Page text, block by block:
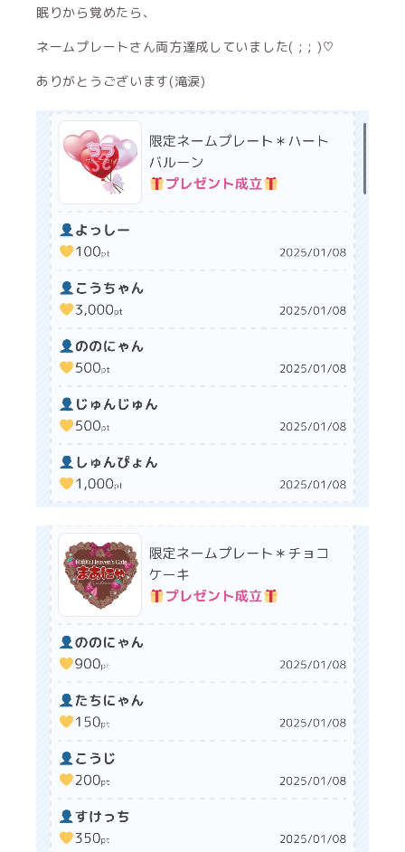
眠りから覚めたら、
ネームプレートさん両方達成していました( ; ; )‪‪♡
ありがとうございます(滝涙)